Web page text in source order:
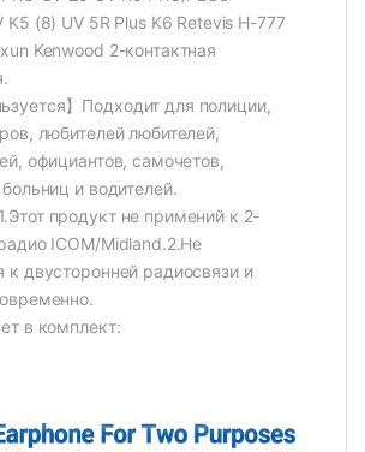
K5 (8) UV 5R Plus K6 Retevis H-777
Kenwood 2-контактная
】Подходит для полиции,
любителей любителей,
официантов, самочетов,
и водителей.
продукт не примений к 2-
ICOM/Midland.2.Не
к двусторонней радиосвязи и
в комплект: